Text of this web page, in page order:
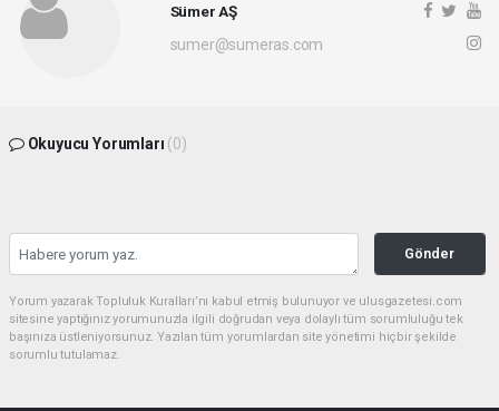
Sümer AŞ
sumer@sumeras.com
Okuyucu Yorumları (0)
Gönder
Yorum yazarak Topluluk Kuralları’nı kabul etmiş bulunuyor ve ulusgazetesi.com
sitesine yaptığınız yorumunuzla ilgili doğrudan veya dolaylı tüm sorumluluğu tek
başınıza üstleniyorsunuz. Yazılan tüm yorumlardan site yönetimi hiçbir şekilde
sorumlu tutulamaz.